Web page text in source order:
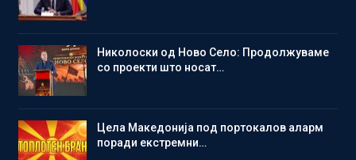
Николоски од Ново Село: Продолжуваме
со проекти што носат…
Цела Македонија под портокалов аларм
поради екстремни…